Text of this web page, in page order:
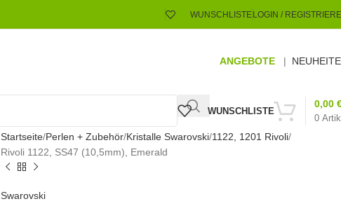
WUNSCHLISTELOGIN /
ANGEBOTE |
WUNSCHLISTE
0
0,00
Startseite Perlen + Zubehör Kristalle Swarovski 1122, 1201 Rivoli
Rivoli 1122, SS47 (10,5mm), Emerald
Swarovski